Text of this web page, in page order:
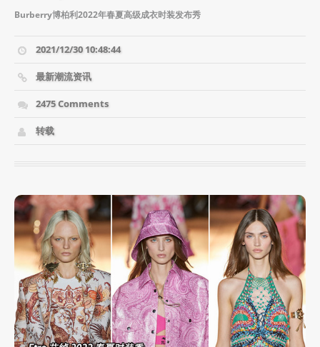
Burberry博柏利2022年春夏高级成衣时装发布秀
2021/12/30 10:48:44
最新潮流资讯
2475 Comments
转载